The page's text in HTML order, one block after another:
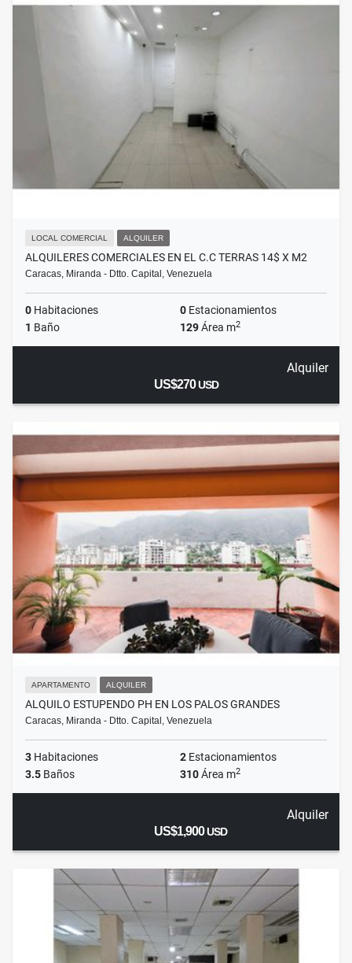
LOCAL COMERCIAL ALQUILER
ALQUILERES COMERCIALES EN EL C.C TERRAS 14$ X M2
Caracas, Miranda - Dtto. Capital, Venezuela
0 Habitaciones 0 Estacionamientos
1 Baño 129Área m2
Alquiler
US$270USD
APARTAMENTO ALQUILER
ALQUILO ESTUPENDO PH EN LOS PALOS GRANDES
Caracas, Miranda - Dtto. Capital, Venezuela
3 Habitaciones 2 Estacionamientos
3.5 Baños 310Área m2
Alquiler
US$1,900USD